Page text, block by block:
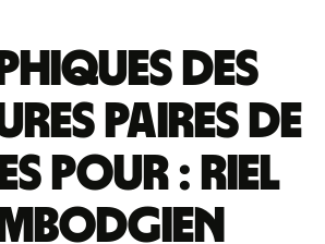
des
paires de
pour : riel